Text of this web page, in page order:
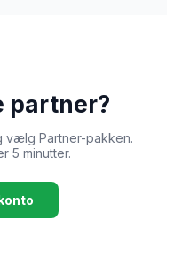
partner?
vælg Partner-pakken.
5 minutter.